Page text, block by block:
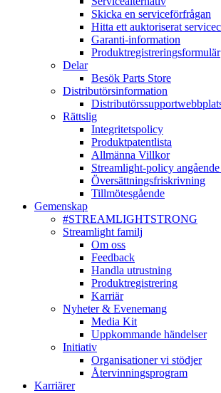
Skicka en serviceförfrågan
Hitta ett auktoriserat
Garanti-information
Produktregistreringsformulär
Delar
Besök Parts Store
Distributörsinformation
Rättslig
Integritetspolicy
Produktpatentlista
Allmänna Villkor
Streamlight-policy
Översättningsfriskrivning
Tillmötesgående
Gemenskap
#STREAMLIGHTSTRONG
Streamlight familj
Om oss
Feedback
Handla utrustning
Produktregistrering
Karriär
Nyheter & Evenemang
Media Kit
Uppkommande händelser
Initiativ
Organisationer vi stödjer
Återvinningsprogram
Karriärer